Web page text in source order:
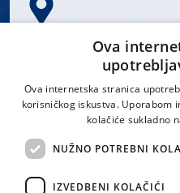
Spinčićeva 1, 21000 Split
LINKOVI
Ova
Ova internetska stranica
korisničkog iskustva. Uporabom
kolačiće sukladno
NUŽNO POTREBNI
IZVEDBENI KOLAČIĆI